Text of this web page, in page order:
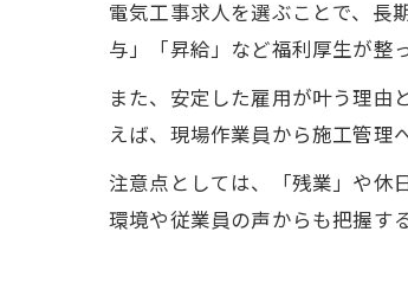
電気工事求人を選ぶことで、長
与」「昇給」など福利厚生が整
また、安定した雇用が叶う理由
えば、現場作業員から施工管理
注意点としては、「残業」や休
環境や従業員の声からも把握す